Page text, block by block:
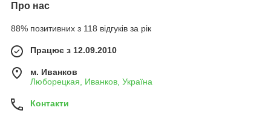
Про нас
88% позитивних з 118 відгуків за рік
Працює з 12.09.2010
м. Иванков
Люборецкая, Иванков, Україна
Контакти